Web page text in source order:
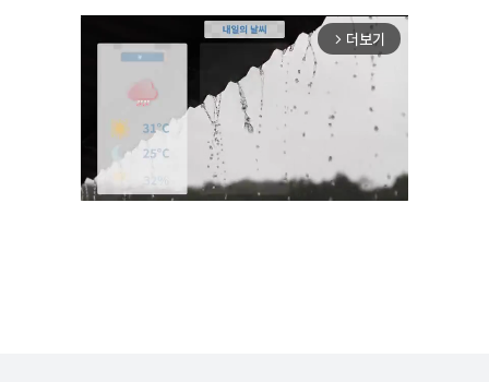
arrow_forward_ios 더보기